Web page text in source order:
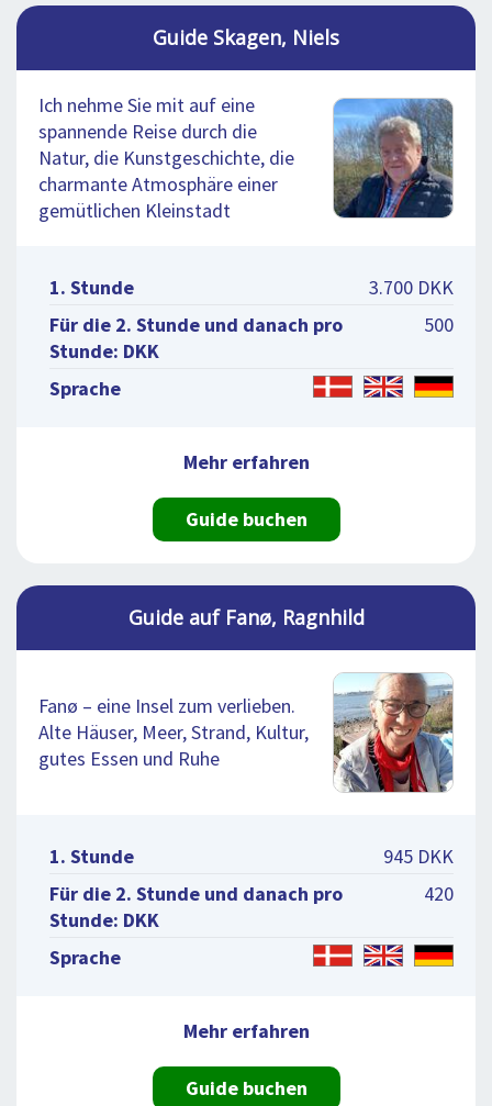
Guide Skagen, Niels
Ich nehme Sie mit auf eine
spannende Reise durch die
Natur, die Kunstgeschichte, die
charmante Atmosphäre einer
gemütlichen Kleinstadt
1. Stunde
3.700 DKK
Für die 2. Stunde und danach pro
Stunde: DKK
500
Sprache
Mehr erfahren
Guide buchen
Guide auf Fanø, Ragnhild
Fanø – eine Insel zum verlieben.
Alte Häuser, Meer, Strand, Kultur,
gutes Essen und Ruhe
1. Stunde
945 DKK
Für die 2. Stunde und danach pro
Stunde: DKK
420
Sprache
Mehr erfahren
Guide buchen